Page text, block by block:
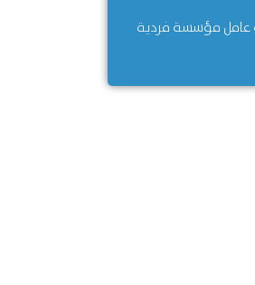
عامل مؤسسة فردية